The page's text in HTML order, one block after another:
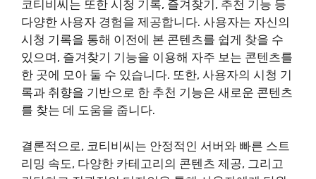
코티비씨는 또한 시청 기록, 즐겨찾기, 추천 기능 등
다양한 사용자 경험을 제공합니다. 사용자는 자신의
시청 기록을 통해 이전에 본 콘텐츠를 쉽게 찾을 수
있으며, 즐겨찾기 기능을 이용해 자주 보는 콘텐츠를
한 곳에 모아 둘 수 있습니다. 또한, 사용자의 시청 기
록과 취향을 기반으로 한 추천 기능은 새로운 콘텐츠
를 찾는 데 도움을 줍니다.
결론적으로, 코티비씨는 안정적인 서버와 빠른 스트
리밍 속도, 다양한 카테고리의 콘텐츠 제공, 그리고